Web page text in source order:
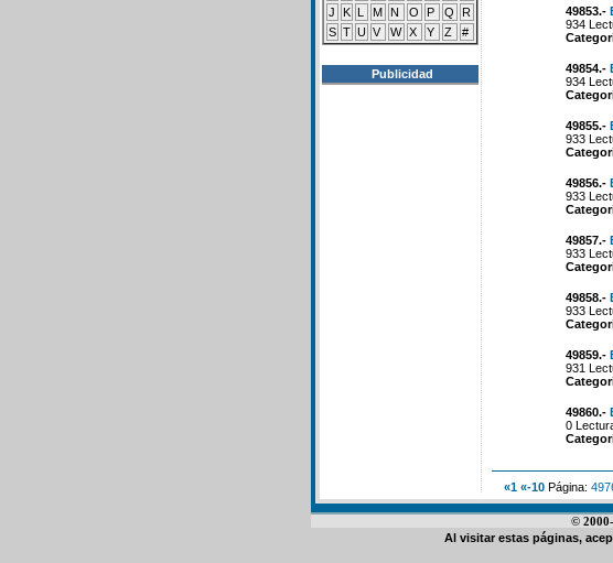
J
K L M N O P Q
R
S T U V W X Y Z #
Publicidad
49853.-
934
49854.-
934
49855.-
933
49856.-
933
49857.-
933
49858.-
933
49859.-
931
49860.-
0
«1 «-10 Página:
©
Al visitar estas páginas,